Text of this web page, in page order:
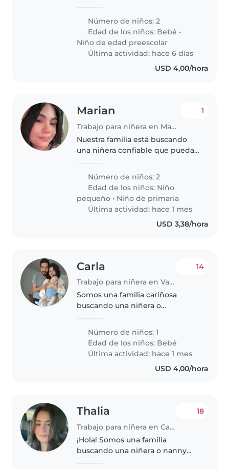
niño en edad preescolar.
Nuestros hijos son juguetones,
inteligentes y muy habladores,
así..
Número de niños: 2
Edad de los niños: Bebé •
Niño de edad preescolar
Última actividad: hace 6 días
USD 4,00/hora
Marian
Trabajo para niñera en Manoa
1
Nuestra familia está buscando
una niñera confiable que pueda
Necesitamos una niñera que se
sienta cómoda con las mascotas..
Número de niños: 2
Edad de los niños: Niño
pequeño • Niño de primaria
Última actividad: hace 1 mes
USD 3,38/hora
Carla
Trabajo para niñera en Valencia
14
Somos una familia cariñosa
buscando una niñera o
curioso, hablador y calmado.
Necesitamos alguien cómodo(a)
con tareas del hogar. ¡Nos
Número de niños: 1
Edad de los niños: Bebé
Última actividad: hace 1 mes
USD 4,00/hora
Thalia
Trabajo para niñera en Caracas
18
¡Hola! Somos una familia
buscando una niñera o nanny